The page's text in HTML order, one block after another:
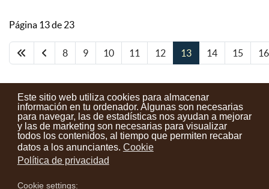
Este sitio web utiliza cookies para almacenar
información en tu ordenador. Algunas son necesarias
para navegar, las de estadísticas nos ayudan a mejorar
y las de marketing son necesarias para visualizar
todos los contenidos, al tiempo que permiten recabar
datos a los anunciantes. Cookie
Política de privacidad
Cookie settings:
Página 13 de 23
8 9 10 11 12 13 14 15 16
Contactos Condiciones de uso Aviso legal
Noticias
Tu opinión cuenta